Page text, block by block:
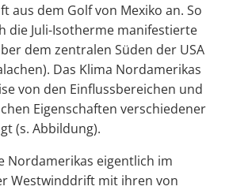
aus dem Golf von Mexiko an. So
die Juli-Isotherme manifestierte
dem zentralen Süden der USA
Das Klima Nordamerikas
von den Einflussbereichen und
Eigenschaften verschiedener
(s. Abbildung).
Nordamerikas eigentlich im
Westwinddrift mit ihren von